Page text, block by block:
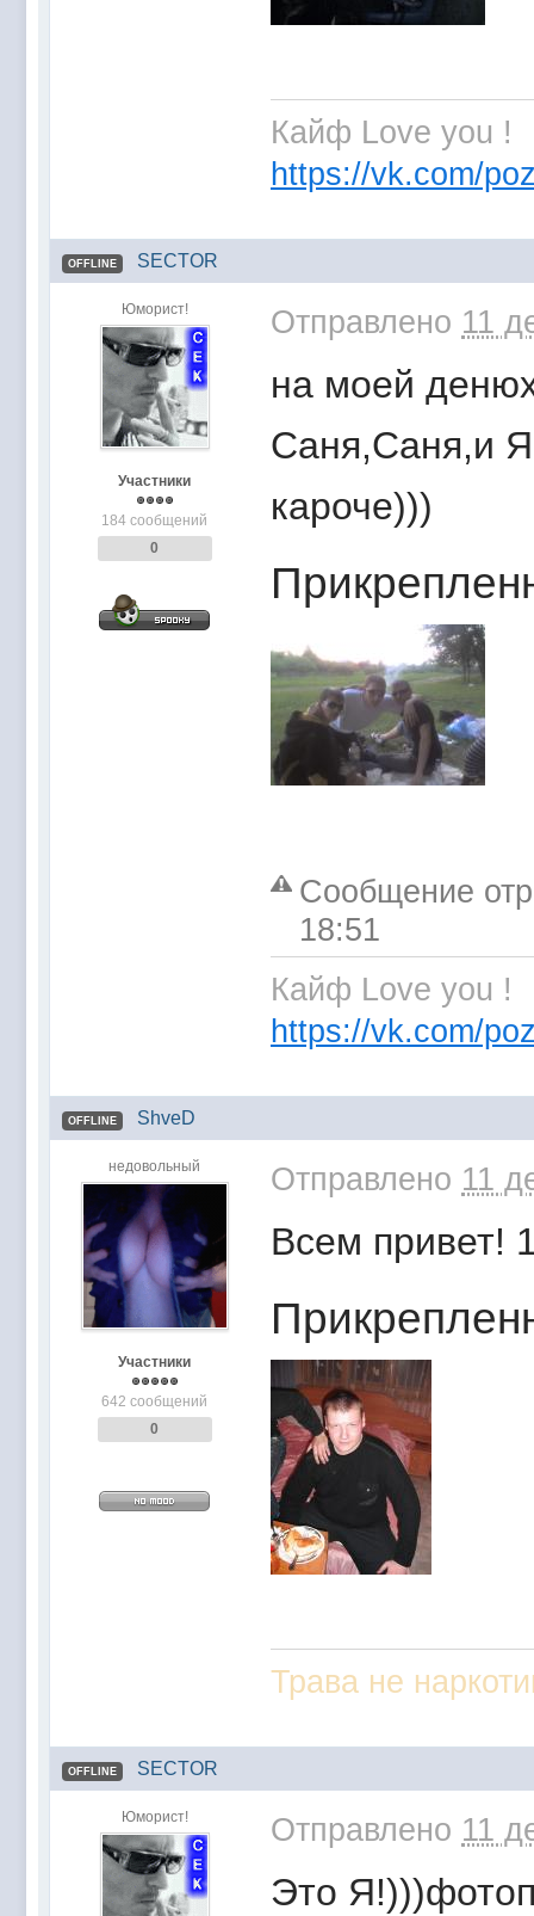
Кайф Love you !
https://vk.com/
OFFLINE SECTOR
Юморист!
Участники
184 сообщений
0
Отправлено 11
на моей
Саня,Саня,и
кароче)))
Сообщение
18:51
Кайф Love you !
https://vk.com/
OFFLINE ShveD
недовольный
Участники
642 сообщений
0
Отправлено 11
Всем привет!
Трава не
OFFLINE SECTOR
Юморист! Отправлено 11
Это